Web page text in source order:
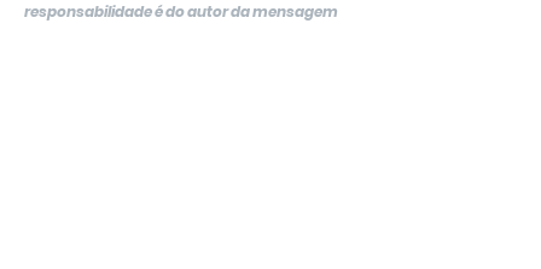
responsabilidade é do autor da mensagem